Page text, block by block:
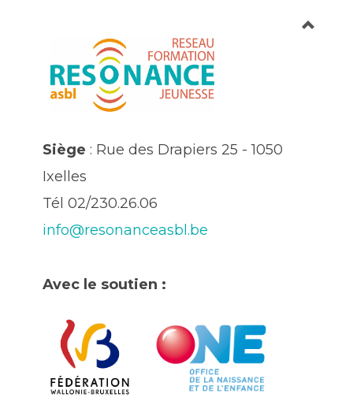
Siège : Rue des Drapiers 25 - 1050
Ixelles
Tél 02/230.26.06
info@resonanceasbl.be
Avec le soutien :